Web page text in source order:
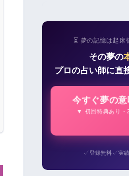
⏳ 夢の記憶は起床
その夢の
プロの占い師に直
今すぐ夢の
▼ 初回特典あり・
✓登録無料 ✓実